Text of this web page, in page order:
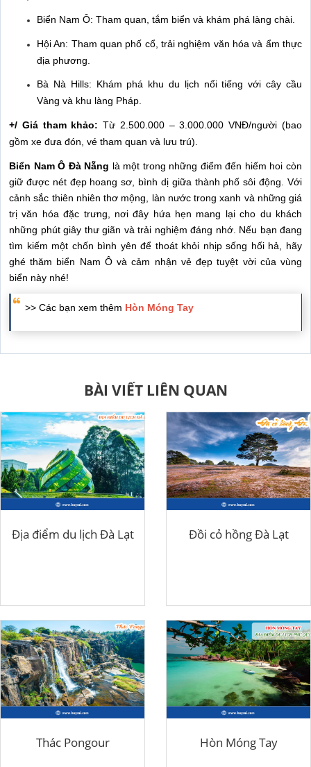
Biển Nam Ô: Tham quan, tắm biển và khám phá làng chài.
Hội An: Tham quan phố cổ, trải nghiệm văn hóa và ẩm thực
địa phương.
Bà Nà Hills: Khám phá khu du lịch nổi tiếng với cây cầu
Vàng và khu làng Pháp.
+/ Giá tham khảo: Từ 2.500.000 – 3.000.000 VNĐ/người (bao
gồm xe đưa đón, vé tham quan và lưu trú).
Biển Nam Ô Đà Nẵng là một trong những điểm đến hiếm hoi còn
giữ được nét đẹp hoang sơ, bình dị giữa thành phố sôi động. Với
cảnh sắc thiên nhiên thơ mộng, làn nước trong xanh và những giá
trị văn hóa đặc trưng, nơi đây hứa hẹn mang lại cho du khách
những phút giây thư giãn và trải nghiệm đáng nhớ. Nếu bạn đang
tìm kiếm một chốn bình yên để thoát khỏi nhịp sống hối hả, hãy
ghé thăm biển Nam Ô và cảm nhận vẻ đẹp tuyệt vời của vùng
biển này nhé!
>> Các bạn xem thêm Hòn Móng Tay
BÀI VIẾT LIÊN QUAN
Địa điểm du lịch Đà Lạt Đồi cỏ hồng Đà Lạt
Thác Pongour Hòn Móng Tay